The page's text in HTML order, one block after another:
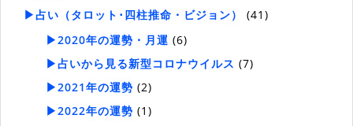
▶占い（タロット･四柱推命・ビジョン）
(41)
▶2020年の運勢・月運 (6)
▶占いから見る新型コロナウイルス (7)
▶2021年の運勢 (2)
▶2022年の運勢 (1)